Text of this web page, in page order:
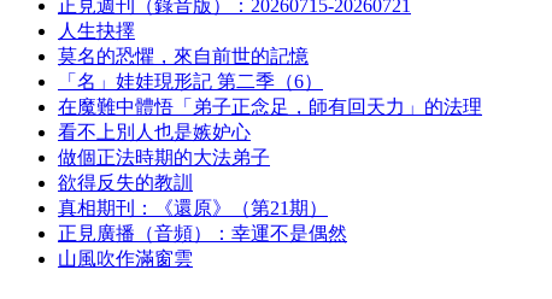
正見週刊（錄音版）：20260715-20260721
人生抉擇
莫名的恐懼，來自前世的記憶
「名」娃娃現形記 第二季（6）
在魔難中體悟「弟子正念足，師有回天力」的法理
看不上別人也是嫉妒心
做個正法時期的大法弟子
欲得反失的教訓
真相期刊：《還原》（第21期）
正見廣播（音頻）：幸運不是偶然
山風吹作滿窗雲